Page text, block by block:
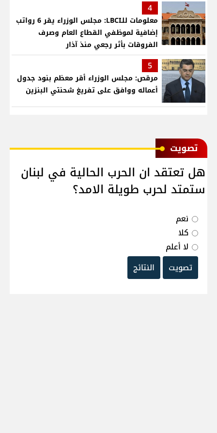
4
معلومات للـLBCI: مجلس الوزراء يقر 6 رواتب
إضافية لموظفي القطاع العام وصرف
الفروقات بأثر رجعي منذ آذار
5
مرقص: مجلس الوزراء أقر معظم بنود جدول
أعماله ووافق على تفريغ شحنتي البنزين
ﺗﺼﻮﻳﺖ
هل تعتقد ان الحرب الحالية في لبنان
ستمتد لحرب طويلة الامد؟
نعم
كلا
لا أعلم
تصويت
النتائج